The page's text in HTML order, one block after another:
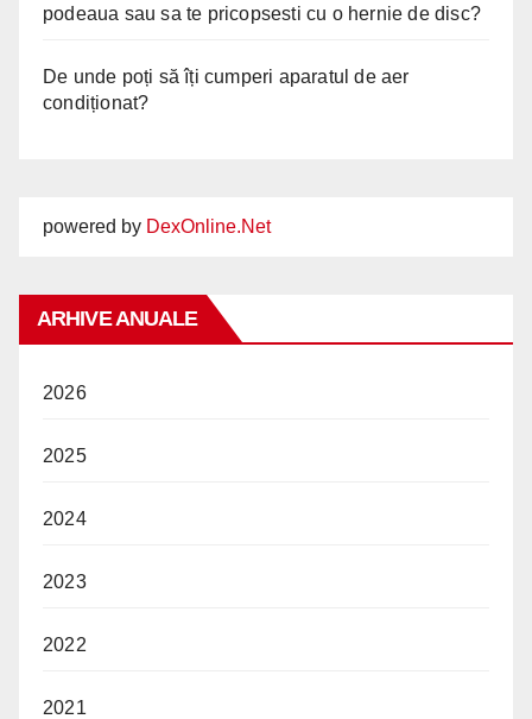
podeaua sau sa te pricopsesti cu o hernie de disc?
De unde poți să îți cumperi aparatul de aer
condiționat?
powered by DexOnline.Net
ARHIVE ANUALE
2026
2025
2024
2023
2022
2021